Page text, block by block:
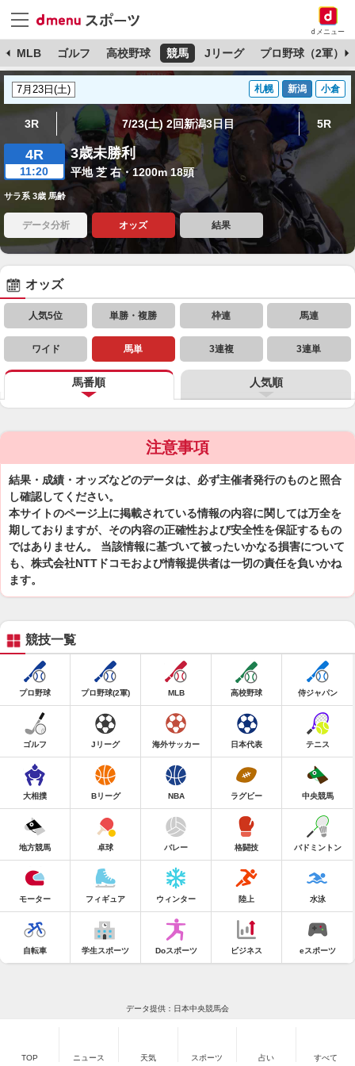
dメニュー
MLB ゴルフ 高校野球 競馬 Jリーグ プロ野球（2軍）
札幌 新潟 小倉
3R 7/23(土) 2回新潟3日目 5R
4R
11:20
3歳未勝利
平地 芝 右・1200m 18頭
サラ系 3歳 馬齢
データ分析 オッズ 結果
オッズ
人気5位 単勝・複勝 枠連 馬連
ワイド 馬単 3連複 3連単
馬番順 人気順
注意事項
結果・成績・オッズなどのデータは、必ず主催者発行のものと照合
し確認してください。
本サイトのページ上に掲載されている情報の内容に関しては万全を
期しておりますが、その内容の正確性および安全性を保証するもの
ではありません。 当該情報に基づいて被ったいかなる損害について
も、株式会社NTTドコモおよび情報提供者は一切の責任を負いかね
ます。
競技一覧
プロ野球 プロ野球(2軍) MLB 高校野球 侍ジャパン
ゴルフ Jリーグ 海外サッカー 日本代表 テニス
大相撲 Bリーグ NBA ラグビー 中央競馬
地方競馬 卓球 バレー 格闘技 バドミントン
モーター フィギュア ウィンター 陸上 水泳
自転車 学生スポーツ Doスポーツ ビジネス eスポーツ
データ提供：日本中央競馬会
TOP ニュース 天気 スポーツ 占い すべて